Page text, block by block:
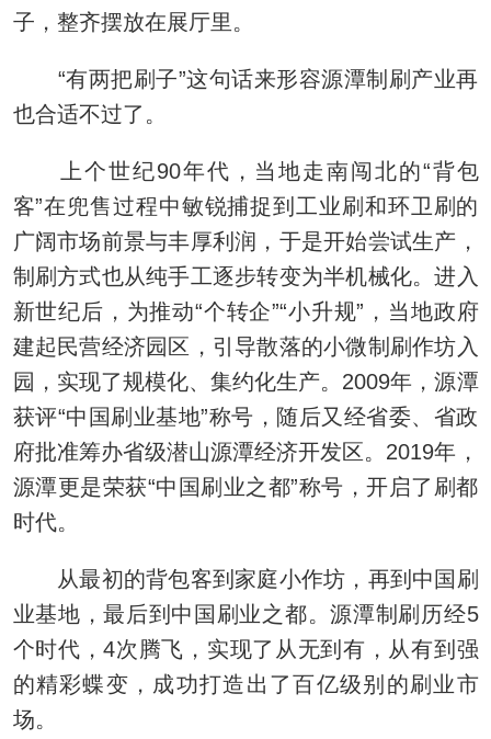
子，整齐摆放在展厅里。
“有两把刷子”这句话来形容源潭制刷产业再
也合适不过了。
上个世纪90年代，当地走南闯北的“背包
客”在兜售过程中敏锐捕捉到工业刷和环卫刷的
广阔市场前景与丰厚利润，于是开始尝试生产，
制刷方式也从纯手工逐步转变为半机械化。进入
新世纪后，为推动“个转企”“小升规”，当地政府
建起民营经济园区，引导散落的小微制刷作坊入
园，实现了规模化、集约化生产。2009年，源潭
获评“中国刷业基地”称号，随后又经省委、省政
府批准筹办省级潜山源潭经济开发区。2019年，
源潭更是荣获“中国刷业之都”称号，开启了刷都
时代。
从最初的背包客到家庭小作坊，再到中国刷
业基地，最后到中国刷业之都。源潭制刷历经5
个时代，4次腾飞，实现了从无到有，从有到强
的精彩蝶变，成功打造出了百亿级别的刷业市
场。